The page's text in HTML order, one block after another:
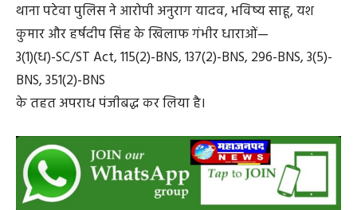
थाना पटेवा पुलिस ने आरोपी अनुराग यादव, भविष्य साहू, यश
कुमार और हर्षदीप सिंह के खिलाफ गंभीर धाराओं—
3(1)(ध)-SC/ST Act, 115(2)-BNS, 137(2)-BNS, 296-BNS, 3(5)-
BNS, 351(2)-BNS
के तहत अपराध पंजीबद्ध कर लिया है।